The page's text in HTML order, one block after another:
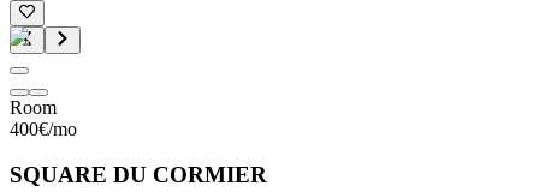
Room
400€/mo
SQUARE DU CORMIER